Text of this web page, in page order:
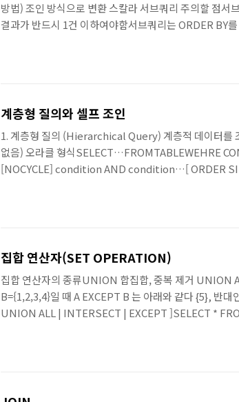
방법) 조인 방식으로 변환 스칼라 서브쿼리 주의할 점서
결과가 반드시 1건 이하여야함서브쿼리는 ORDER BY
계층형 질의와 셀프 조인
1. 계층형 질의 (Hierarchical Query) 계층적 데이터를
없음) 오라클 형식SELECT…FROMTABLEWEHRE
[NOCYCLE] condition AND condition…[ ORDER
집합 연산자(SET OPERATION)
집합 연산자의 종류UNION 합집합, 중복 제거 UNION
B={1,2,3,4}일 때 A EXCEPT B 는 아래와 같다 {5}, 반
UNION ALL | INTERSECT | EXCEPT ]SELECT *